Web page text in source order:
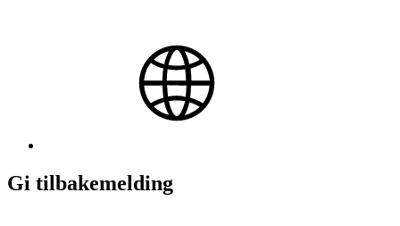
Gi tilbakemelding